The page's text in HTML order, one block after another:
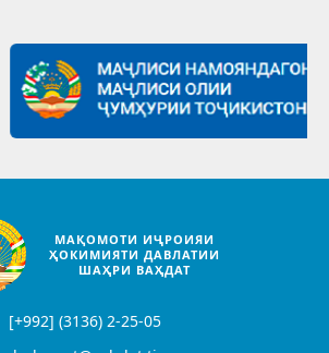
МАҚОМОТИ ИҶРОИЯИ
ҲОКИМИЯТИ ДАВЛАТИИ
ШАҲРИ ВАҲДАТ
[+992] (3136) 2-25-05